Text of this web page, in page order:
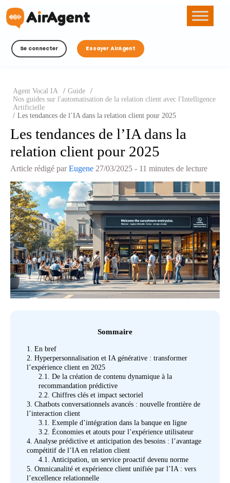
Se connecter Essayer AirAgent
Agent Vocal IA / Guide
/
Nos guides sur l'automatisation de la relation client avec l'Intelligence
Artificielle
/ Les tendances de l’IA dans la relation client pour 2025
Les tendances de l’IA dans la
relation client pour 2025
Article rédigé parEugene 27/03/2025 - 11 minutes de lecture
Sommaire
1. En bref
2. Hyperpersonnalisation et IA générative : transformer
l’expérience client en 2025
2.1. De la création de contenu dynamique à la
recommandation prédictive
2.2. Chiffres clés et impact sectoriel
3. Chatbots conversationnels avancés : nouvelle frontière de
l’interaction client
3.1. Exemple d’intégration dans la banque en ligne
3.2. Économies et atouts pour l’expérience utilisateur
4. Analyse prédictive et anticipation des besoins : l’avantage
compétitif de l’IA en relation client
4.1. Anticipation, un service proactif devenu norme
5. Omnicanalité et expérience client unifiée par l’IA : vers
l’excellence relationnelle